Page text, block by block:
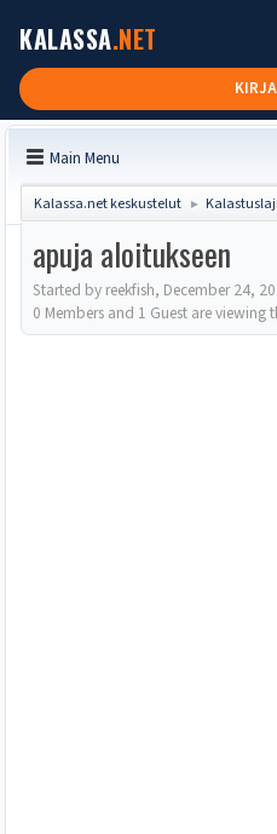
KALASSA.NET
Main Menu
Kalassa.net keskustelut ►
apuja aloitukseen
Started by reekfish, December 24,
0 Members and 1 Guest are viewing